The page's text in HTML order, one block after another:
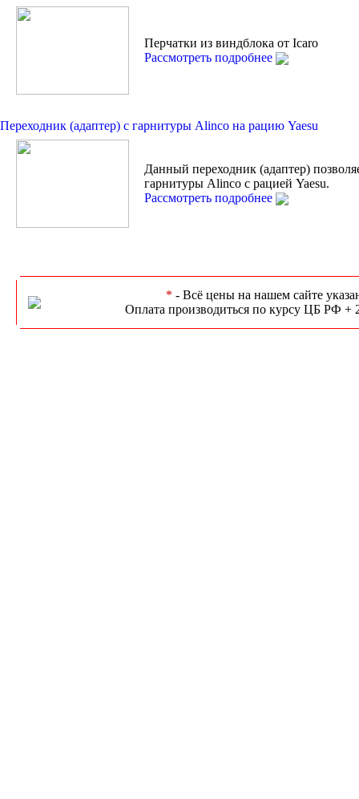
Перчатки из виндблока от Icaro
Рассмотреть подробнее
Переходник (адаптер) с гарнитуры Alinco на рацию Yaesu
Данный переходник (адаптер)
гарнитуры Alinco с рацией Yaesu.
Рассмотреть подробнее
* - Всё цены на нашем сайте
Оплата производиться по курсу ЦБ РФ +